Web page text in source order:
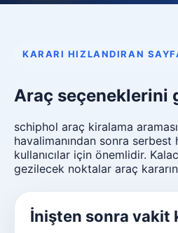
KARARI HIZLANDIRAN
Araç seçeneklerini
schiphol araç kiralama
havalimanından sonra
kullanıcılar için önemlidir.
gezilecek noktalar araç
İnişten sonra vakit